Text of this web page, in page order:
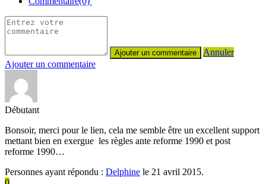
Annuler
Ajouter un commentaire
Débutant
Bonsoir, merci pour le lien, cela me semble être un excellent support
mettant bien en exergue les règles ante reforme 1990 et post
reforme 1990…
Personnes ayant répondu : Delphine le 21 avril 2015.